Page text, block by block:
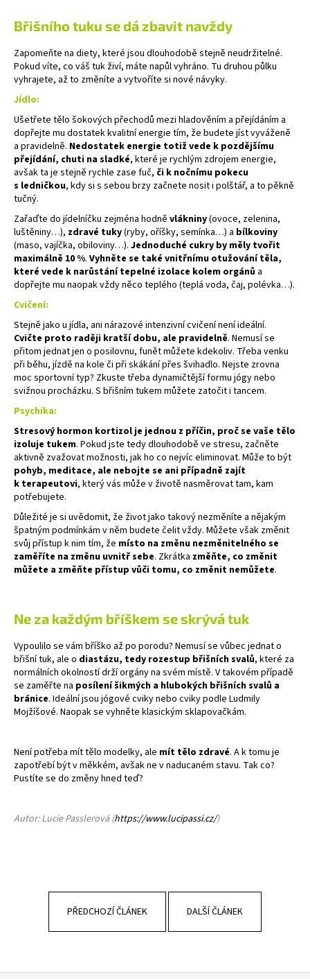
Břišního tuku se dá zbavit navždy
Zapomeňte na diety, které jsou dlouhodobě stejně neudržitelné.
Pokud víte, co váš tuk živí, máte napůl vyhráno. Tu druhou půlku
vyhrajete, až to změníte a vytvoříte si nové návyky.
Jídlo:
Ušetřete tělo šokových přechodů mezi hladověním a přejídáním a
dopřejte mu dostatek kvalitní energie tím, že budete jíst vyváženě
a pravidelně. Nedostatek energie totiž vede k pozdějšímu
přejídání, chuti na sladké, které je rychlým zdrojem energie,
avšak ta je stejně rychle zase fuč, či k nočnímu pokecu
s ledničkou, kdy si s sebou brzy začnete nosit i polštář, a to pěkně
tučný.
Zařaďte do jídelníčku zejména hodně vlákniny(ovoce, zelenina,
luštěniny…), zdravé tuky(ryby, oříšky, semínka…) a bílkoviny
(maso, vajíčka, obiloviny…). Jednoduché cukry by měly tvořit
maximálně 10 %. Vyhněte se také vnitřnímu otužování těla,
které vede k narůstání tepelné izolace kolem orgánů a
dopřejte mu naopak vždy něco teplého (teplá voda, čaj, polévka…).
Cvičení:
Stejně jako u jídla, ani nárazové intenzivní cvičení není ideální.
Cvičte proto raději kratší dobu, ale pravidelně. Nemusí se
přitom jednat jen o posilovnu, funět můžete kdekoliv. Třeba venku
při běhu, jízdě na kole či při skákání přes švihadlo. Nejste zrovna
moc sportovní typ? Zkuste třeba dynamičtější formu jógy nebo
svižnou procházku. S břišním tukem můžete zatočit i tancem.
Psychika:
Stresový hormon kortizol je jednou z příčin, proč se vaše tělo
izoluje tukem. Pokud jste tedy dlouhodobě ve stresu, začněte
aktivně zvažovat možnosti, jak ho co nejvíc eliminovat. Může to být
pohyb, meditace, ale nebojte se ani případně zajít
k terapeutovi, který vás může v životě nasměrovat tam, kam
potřebujete.
Důležité je si uvědomit, že život jako takový nezměníte a nějakým
špatným podmínkám v něm budete čelit vždy. Můžete však změnit
svůj přístup k nim tím, že místo na změnu nezměnitelného se
zaměříte na změnu uvnitř sebe. Zkrátka změňte, co změnit
můžete a změňte přístup vůči tomu, co změnit nemůžete.
Ne za každým bříškem se skrývá tuk
Vypoulilo se vám bříško až po porodu? Nemusí se vůbec jednat o
břišní tuk, ale o diastázu, tedy rozestup břišních svalů, které za
normálních okolností drží orgány na svém místě. V takovém případě
se zaměřte na posílení šikmých a hlubokých břišních svalů a
bránice. Ideální jsou jógové cviky nebo cviky podle Ludmily
Mojžíšové. Naopak se vyhněte klasickým sklapovačkám.
Není potřeba mít tělo modelky, ale mít tělo zdravé. A k tomu je
zapotřebí být v měkkém, avšak ne v naducaném stavu. Tak co?
Pustíte se do změny hned teď?
Autor: Lucie Passlerová (https://www.lucipassi.cz/)
PŘEDCHOZÍ ČLÁNEK DALŠÍ ČLÁNEK